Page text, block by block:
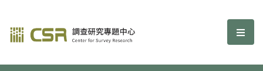
調查研究—方法與應用期刊 選